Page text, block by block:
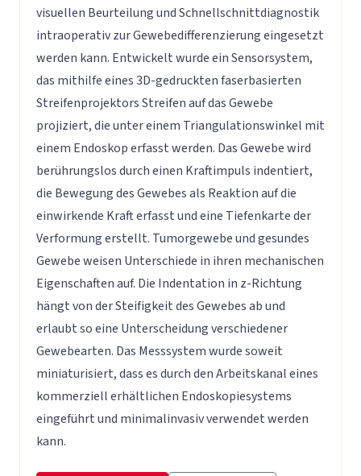
visuellen Beurteilung und Schnellschnittdiagnostik
intraoperativ zur Gewebedifferenzierung eingesetzt
werden kann. Entwickelt wurde ein Sensorsystem,
das mithilfe eines 3D-gedruckten faserbasierten
Streifenprojektors Streifen auf das Gewebe
projiziert, die unter einem Triangulationswinkel mit
einem Endoskop erfasst werden. Das Gewebe wird
berührungslos durch einen Kraftimpuls indentiert,
die Bewegung des Gewebes als Reaktion auf die
einwirkende Kraft erfasst und eine Tiefenkarte der
Verformung erstellt. Tumorgewebe und gesundes
Gewebe weisen Unterschiede in ihren mechanischen
Eigenschaften auf. Die Indentation in z-Richtung
hängt von der Steifigkeit des Gewebes ab und
erlaubt so eine Unterscheidung verschiedener
Gewebearten. Das Messsystem wurde soweit
miniaturisiert, dass es durch den Arbeitskanal eines
kommerziell erhältlichen Endoskopiesystems
eingeführt und minimalinvasiv verwendet werden
kann.